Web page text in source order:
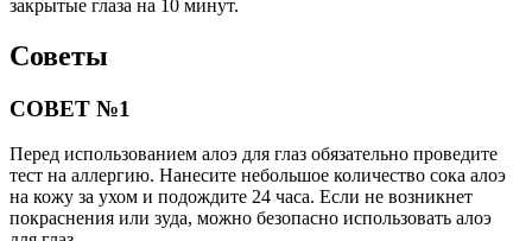
закрытые глаза на 10 минут.
Советы
СОВЕТ №1
Перед использованием алоэ для глаз обязательно проведите
тест на аллергию. Нанесите небольшое количество сока алоэ
на кожу за ухом и подождите 24 часа. Если не возникнет
покраснения или зуда, можно безопасно использовать алоэ